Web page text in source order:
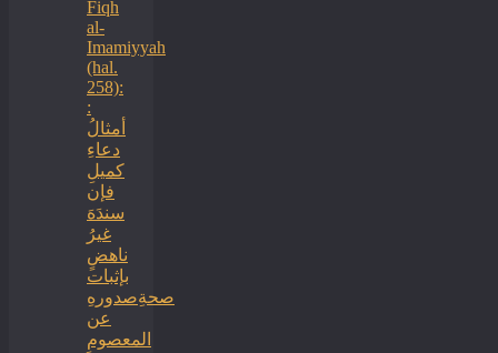
Fiqh
al-
Imamiyyah
(hal.
258):
:
أمثالُ
دعاءِ
كميلِ
فإن
سندَهَ
غيرُ
ناهضٍ
بإثبات
صحةِصدورهِ
عن
المعصومِ